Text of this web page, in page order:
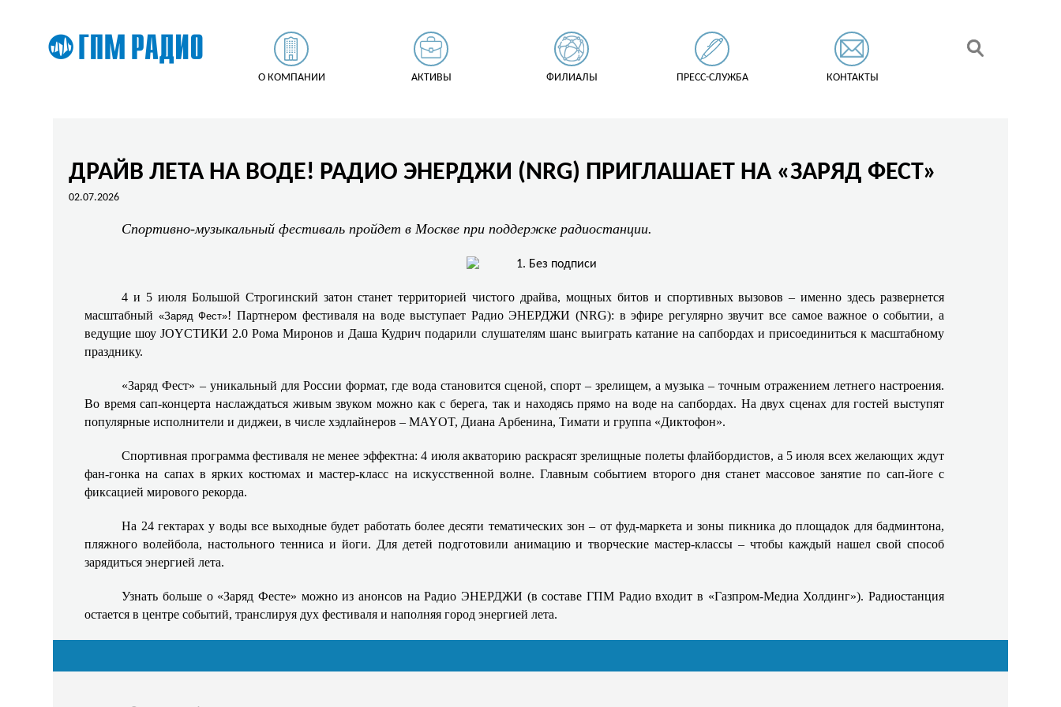
О КОМПАНИИ АКТИВЫ ФИЛИАЛЫ ПРЕСС-СЛУЖБА КОНТАКТЫ
ДРАЙВ ЛЕТА НА ВОДЕ! РАДИО ЭНЕРДЖИ (NRG) ПРИГЛАШАЕТ НА «ЗАРЯД ФЕСТ»
02.07.2026
Спортивно-музыкальный фестиваль пройдет в Москве при поддержке радиостанции.
4 и 5 июля Большой Строгинский затон станет территорией чистого драйва, мощных битов и спортивных вызовов – именно здесь развернется
масштабный «Заряд Фест»! Партнером фестиваля на воде выступает Радио ЭНЕРДЖИ (NRG): в эфире регулярно звучит все самое важное о событии, а
ведущие шоу JOYСТИКИ 2.0 Рома Миронов и Даша Кудрич подарили слушателям шанс выиграть катание на сапбордах и присоединиться к масштабному
празднику.
«Заряд Фест» – уникальный для России формат, где вода становится сценой, спорт – зрелищем, а музыка – точным отражением летнего настроения.
Во время сап‑концерта наслаждаться живым звуком можно как с берега, так и находясь прямо на воде на сапбордах. На двух сценах для гостей выступят
популярные исполнители и диджеи, в числе хэдлайнеров – MAYOT, Диана Арбенина, Тимати и группа «Диктофон».
Спортивная программа фестиваля не менее эффектна: 4 июля акваторию раскрасят зрелищные полеты флайбордистов, а 5 июля всех желающих ждут
фан‑гонка на сапах в ярких костюмах и мастер‑класс на искусственной волне. Главным событием второго дня станет массовое занятие по сап-йоге с
фиксацией мирового рекорда.
На 24 гектарах у воды все выходные будет работать более десяти тематических зон – от фуд‑маркета и зоны пикника до площадок для бадминтона,
пляжного волейбола, настольного тенниса и йоги. Для детей подготовили анимацию и творческие мастер‑классы – чтобы каждый нашел свой способ
зарядиться энергией лета.
Узнать больше о «Заряд Фесте» можно из анонсов на Радио ЭНЕРДЖИ (в составе ГПМ Радио входит в «Газпром-Медиа Холдинг»). Радиостанция
остается в центре событий, транслируя дух фестиваля и наполняя город энергией лета.